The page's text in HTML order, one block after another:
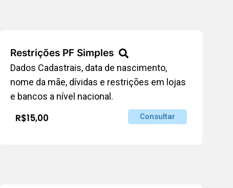
Restrições PF Simples
Dados Cadastrais, data de nascimento,
nome da mãe, dívidas e restrições em lojas
e bancos a nível nacional.
R$15,00 Consultar